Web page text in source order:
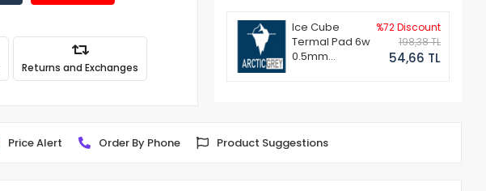
Returns and Exchanges
Ice Cube
Termal Pad 6w
0.5mm
%72 Discount
198,38 TL
54,66 TL
Price Alert Order By Phone Product Suggestions